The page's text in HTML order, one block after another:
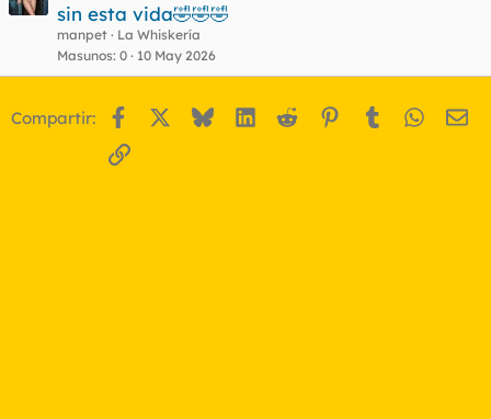
sin esta vida🤣🤣🤣
manpet
La Whiskería
Masunos 0 10 May 2026
Compartir: Facebook BlueskyLinkedIn
Reddit Pinterest
Tumblr
Enlace